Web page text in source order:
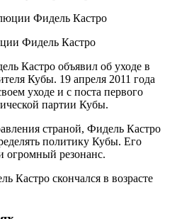
Фидель Кастро
Кастро объявил об уходе в
Кубы. 19 апреля 2011 года
уходе и с поста первого
партии Кубы.
страной, Фидель Кастро
политику Кубы. Его
огромный резонанс.
Кастро скончался в возрасте